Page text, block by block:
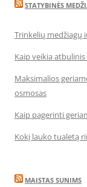
STATYBINĖS
Trinkelių medžiagų
Kaip veikia
Maksimalios
osmosas
Kaip pagerinti
Kokį lauko tualetą
MAISTAS SUNIMS